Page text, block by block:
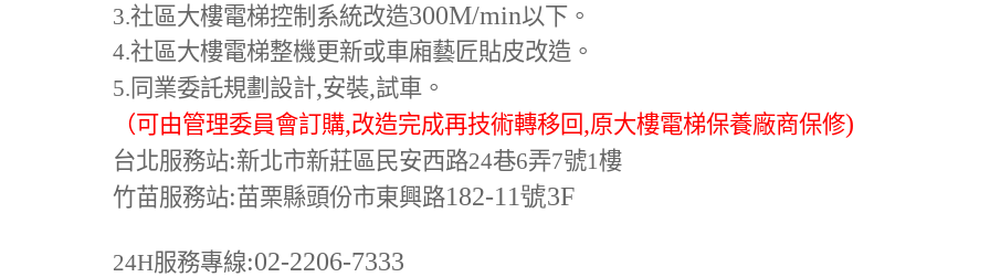
3.社區大樓電梯控制系統改造300M/min以下。
4.社區大樓電梯整機更新或車廂藝匠貼皮改造。
5. 同業委託規劃設計,安裝,試車。
（可由管理委員會訂購,改造完成再技術轉移回,原大樓電梯保養廠商保修)
台北服務站:新北市新莊區民安西路24巷6弄7號1樓
竹苗服務站:苗栗縣頭份市東興路182-11號3F
24H服務專線:02-2206-7333